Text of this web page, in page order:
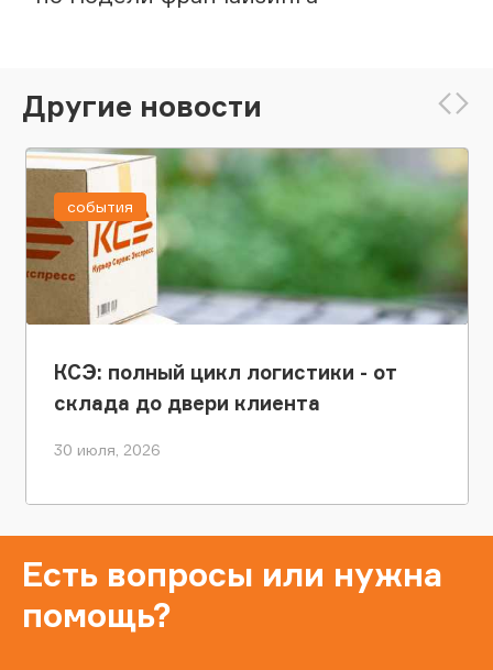
Другие новости
КСЭ: полный цикл логистики - от
склада до двери клиента
30 июля, 2026
события
Есть вопросы или нужна
помощь?